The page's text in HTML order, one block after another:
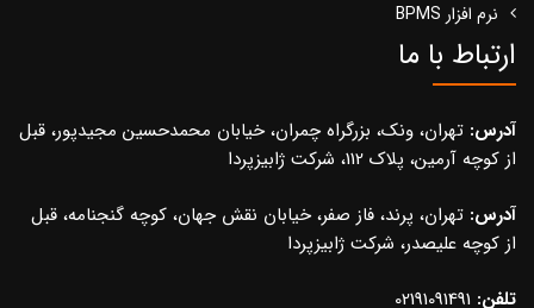
نرم افزار BPMS
ارتباط با ما
آدرس: تهران، ونک، بزرگراه چمران، خیابان محمدحسین مجیدپور، قبل
از کوچه آرمین، پلاک 112، شرکت ژابیزپردا
آدرس: تهران، پرند، فاز صفر، خیابان نقش جهان، کوچه گنجنامه، قبل
از کوچه علیصدر، شرکت ژابیزپردا
تلفن: 02191091491